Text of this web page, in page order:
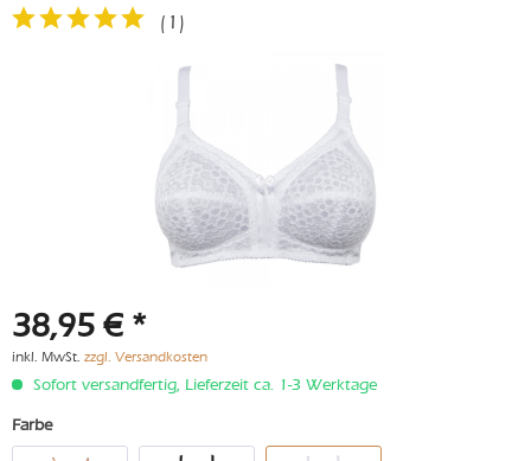
( 1 )
38,95 € *
inkl. MwSt. zzgl. Versandkosten
Sofort versandfertig, Lieferzeit ca. 1-3 Werktage
Farbe